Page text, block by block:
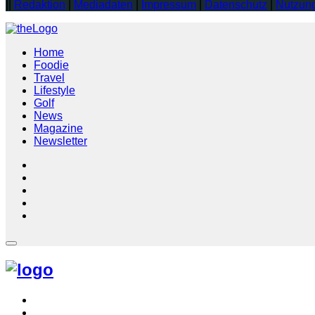
Redaktion Mediadaten Impressum Datenschutz
Home
Foodie
Travel
Lifestyle
Golf
News
Magazine
Newsletter